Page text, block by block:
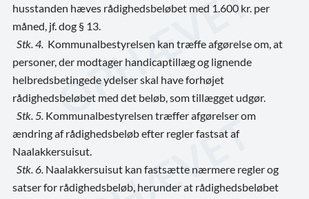
husstanden hæves rådighedsbeløbet med 1.600 kr. per
måned, jf. dog § 13.
Stk. 4. Kommunalbestyrelsen kan træffe afgørelse om, at
personer, der modtager handicaptillæg og lignende
helbredsbetingede ydelser skal have forhøjet
rådighedsbeløbet med det beløb, som tillægget udgør.
Stk. 5. Kommunalbestyrelsen træffer afgørelser om
ændring af rådighedsbeløb efter regler fastsat af
Naalakkersuisut.
Stk. 6. Naalakkersuisut kan fastsætte nærmere regler og
satser for rådighedsbeløb, herunder at rådighedsbeløbet